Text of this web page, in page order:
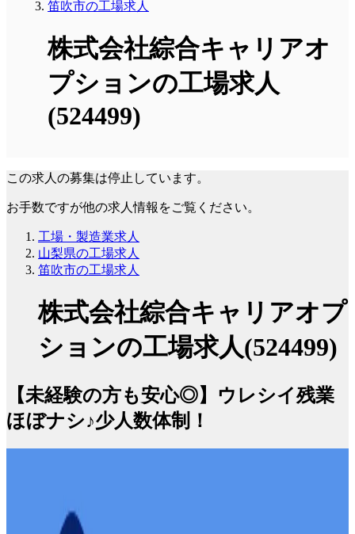
笛吹市の工場求人
株式会社綜合キャリアオ
プションの工場求人
(524499)
この求人の募集は停止しています。
お手数ですが他の求人情報をご覧ください。
工場・製造業求人
山梨県の工場求人
笛吹市の工場求人
株式会社綜合キャリアオプ
ションの工場求人(524499)
【未経験の方も安心◎】ウレシイ残業
ほぼナシ♪少人数体制！